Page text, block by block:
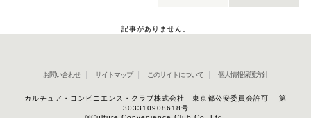
記事がありません。
お問い合わせ サイトマップ このサイトについて 個人情報保護方針
カルチュア・コンビニエンス・クラブ株式会社 東京都公安委員会許可 第
303310908618号